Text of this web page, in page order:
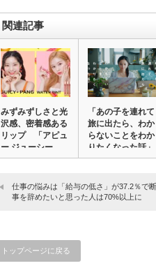
関連記事
みずみずしさと光
沢感、密着感ある
リップ 「アピュ
ー ジューシー
パ…
「あの子を連れて
旅に出たら、わか
らないことをわか
りたくなった話」
…
仕事の悩みは「給与の低さ」が37.2％で
事を辞めたいと思った人は70%以上に
トップページに戻る